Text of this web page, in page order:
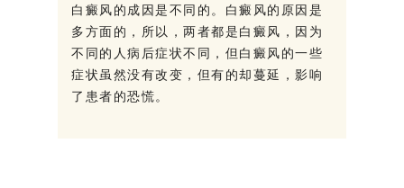
白癜风的成因是不同的。白癜风的原因是
多方面的，所以，两者都是白癜风，因为
不同的人病后症状不同，但白癜风的一些
症状虽然没有改变，但有的却蔓延，影响
了患者的恐慌。